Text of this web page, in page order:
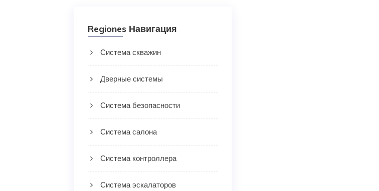
Regiones Навигация
Система скважин
Дверные системы
Система безопасности
Система салона
Система контроллера
Система эскалаторов